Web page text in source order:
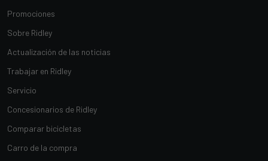
Promociones
Sobre Ridley
Actualización de las noticias
Trabajar en Ridley
Servicio
Concesionarios de Ridley
Comparar bicicletas
Carro de la compra